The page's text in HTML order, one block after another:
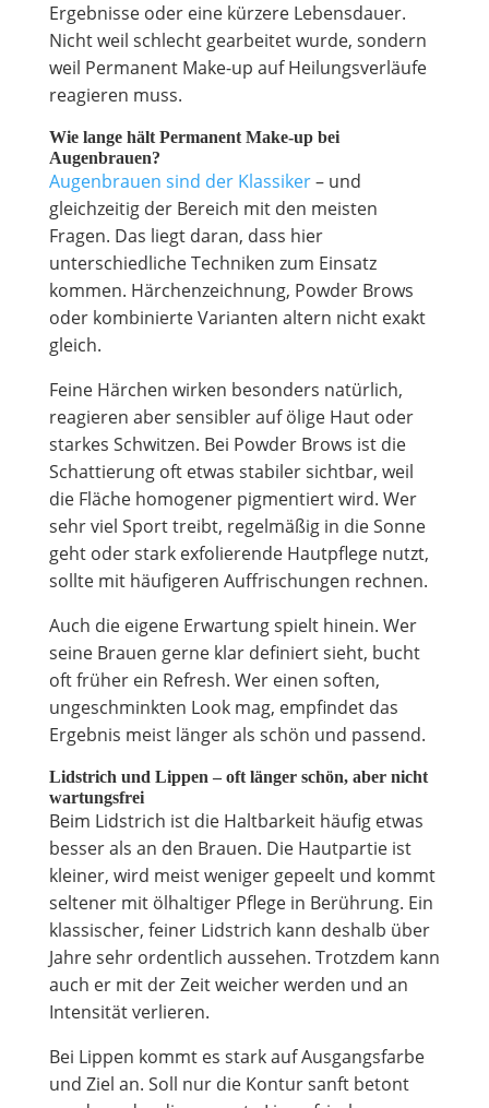
Ergebnisse oder eine kürzere Lebensdauer.
Nicht weil schlecht gearbeitet wurde, sondern
weil Permanent Make-up auf Heilungsverläufe
reagieren muss.
Wie lange hält Permanent Make-up bei
Augenbrauen?
Augenbrauen sind der Klassiker– und
gleichzeitig der Bereich mit den meisten
Fragen. Das liegt daran, dass hier
unterschiedliche Techniken zum Einsatz
kommen. Härchenzeichnung, Powder Brows
oder kombinierte Varianten altern nicht exakt
gleich.
Feine Härchen wirken besonders natürlich,
reagieren aber sensibler auf ölige Haut oder
starkes Schwitzen. Bei Powder Brows ist die
Schattierung oft etwas stabiler sichtbar, weil
die Fläche homogener pigmentiert wird. Wer
sehr viel Sport treibt, regelmäßig in die Sonne
geht oder stark exfolierende Hautpflege nutzt,
sollte mit häufigeren Auffrischungen rechnen.
Auch die eigene Erwartung spielt hinein. Wer
seine Brauen gerne klar definiert sieht, bucht
oft früher ein Refresh. Wer einen soften,
ungeschminkten Look mag, empfindet das
Ergebnis meist länger als schön und passend.
Lidstrich und Lippen – oft länger schön, aber nicht
wartungsfrei
Beim Lidstrich ist die Haltbarkeit häufig etwas
besser als an den Brauen. Die Hautpartie ist
kleiner, wird meist weniger gepeelt und kommt
seltener mit ölhaltiger Pflege in Berührung. Ein
klassischer, feiner Lidstrich kann deshalb über
Jahre sehr ordentlich aussehen. Trotzdem kann
auch er mit der Zeit weicher werden und an
Intensität verlieren.
Bei Lippen kommt es stark auf Ausgangsfarbe
und Ziel an. Soll nur die Kontur sanft betont